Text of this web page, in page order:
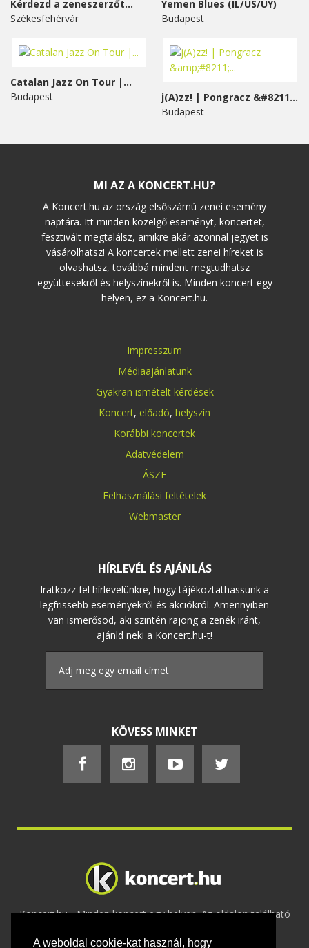
A weboldal cookie-kat használ, hogy
Kérdezd a zeneszerzőt...
Székesfehérvár
Yemen Blues (IL/US/UY)
Budapest
Catalan Jazz On Tour |...
Budapest
j(A)zz! | Pongracz &#8211;...
Budapest
MI AZ A KONCERT.HU?
A Koncert.hu az ország elsőszámú zenei esemény
naptára. Itt minden közelgő eseményt, koncertet,
fesztivált megtalálsz, amikre akár azonnal jegyet is
vásárolhatsz! A koncertek mellett zenei híreket is
olvashatsz, továbbá mindent megtudhatsz
együttesekről és helyszínekről is. Minden koncert egy
helyen, ez a Koncert.hu.
Impresszum
Médiaajánlatunk
Gyakran ismételt kérdések
Koncert, előadó, helyszín
Korábbi koncertek
Adatvédelem
ÁSZF
Felhasználási feltételek
Webmaster
HÍRLEVÉL ÉS AJÁNLÁS
Iratkozz fel hírlevelünkre, hogy tájékoztathassunk a
legfrissebb eseményekről és akciókról. Amennyiben
van ismerősöd, aki szintén rajong a zenék iránt,
ajánld neki a Koncert.hu-t!
KÖVESS MINKET
Koncert.hu - Minden koncert egy helyen. Az oldalon található
2020 Adatvédelem-ÁSZF-Felhasználási